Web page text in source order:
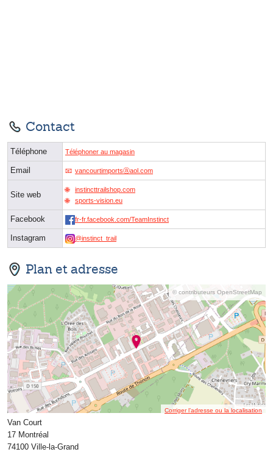
Contact
Téléphone Téléphoner au magasin
Email vancourtimportsⓐaol.com
Site web
instincttrailshop.com
sports-vision.eu
Facebook fr-fr.facebook.com/TeamInstinct
Instagram @instinct_trail
Plan et adresse
© contributeurs OpenStreetMap
Corriger l’adresse ou la localisation
Van Court
17 Montréal
74100 Ville-la-Grand